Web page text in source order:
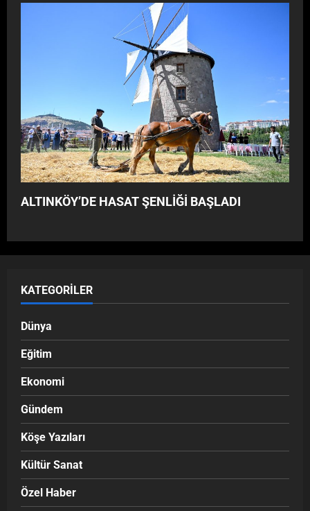
ALTINKÖY’DE HASAT ŞENLİĞİ BAŞLADI
KATEGORILER
Dünya
Eğitim
Ekonomi
Gündem
Köşe Yazıları
Kültür Sanat
Özel Haber